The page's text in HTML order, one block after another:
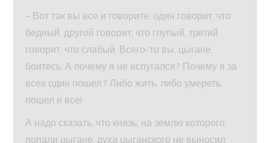
– Вот так вы все и говорите: один говорит, что
бедный, другой говорит, что глупый, третий
говорит, что слабый. Всего-то вы, цыгане,
боитесь. А почему я не испугался? Почему я за
всех один пошел.? Либо жить, либо умереть,
пошел и все!
А надо сказать, что князь, на землю которого
попали цыгане, духа цыганского не выносил.